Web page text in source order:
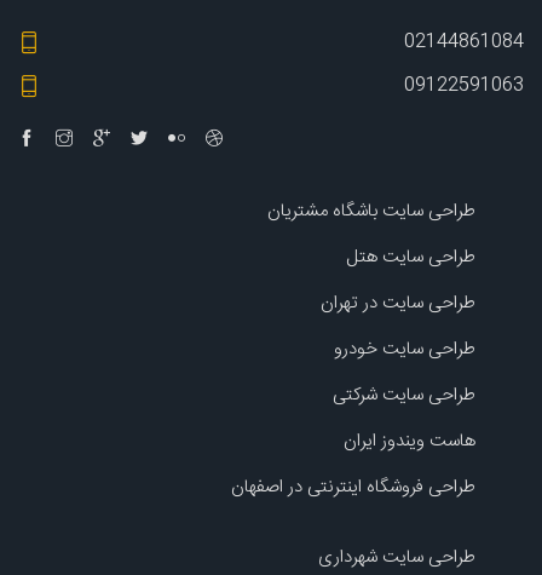
02144861084
09122591063
طراحی سایت باشگاه مشتریان
طراحی سایت هتل
طراحی سایت در تهران
طراحی سایت خودرو
طراحی سایت شرکتی
هاست ویندوز ایران
طراحی فروشگاه اینترنتی در اصفهان
طراحی سایت شهرداری